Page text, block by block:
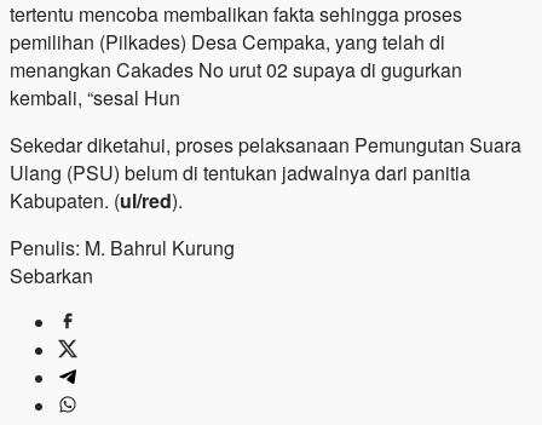
tertentu mencoba membalikan fakta sehingga proses
pemilihan (Pilkades) Desa Cempaka, yang telah di
menangkan Cakades No urut 02 supaya di gugurkan
kembali, “sesal Hun
Sekedar diketahui, proses pelaksanaan Pemungutan Suara
Ulang (PSU) belum di tentukan jadwalnya dari panitia
Kabupaten. (ul/red).
Penulis: M. Bahrul Kurung
Sebarkan